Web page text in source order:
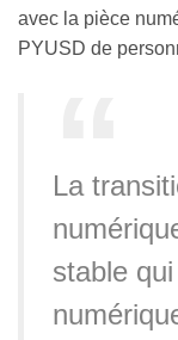
avec la pièce
PYUSD de
La
stable